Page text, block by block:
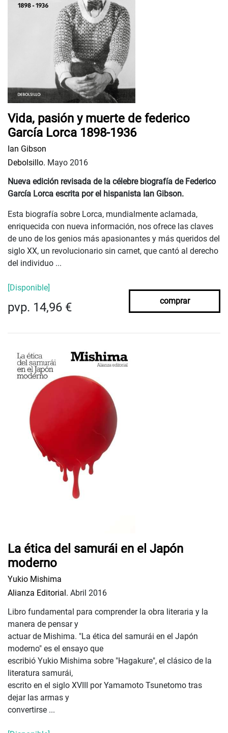
Vida, pasión y muerte de federico
García Lorca 1898-1936
Ian Gibson
Debolsillo. Mayo 2016
Nueva edición revisada de la célebre biografía de Federico
García Lorca escrita por el hispanista Ian Gibson.
Esta biografía sobre Lorca, mundialmente aclamada,
enriquecida con nueva información, nos ofrece las claves
de uno de los genios más apasionantes y más queridos del
siglo XX, un revolucionario sin carnet, que cantó al derecho
del individuo ...
[Disponible]
pvp. 14,96 € comprar
La ética del samurái en el Japón
moderno
Yukio Mishima
Alianza Editorial. Abril 2016
Libro fundamental para comprender la obra literaria y la
manera de pensar y
actuar de Mishima. "La ética del samurái en el Japón
moderno" es el ensayo que
escribió Yukio Mishima sobre "Hagakure", el clásico de la
literatura samurái,
escrito en el siglo XVIII por Yamamoto Tsunetomo tras
dejar las armas y
convertirse ...